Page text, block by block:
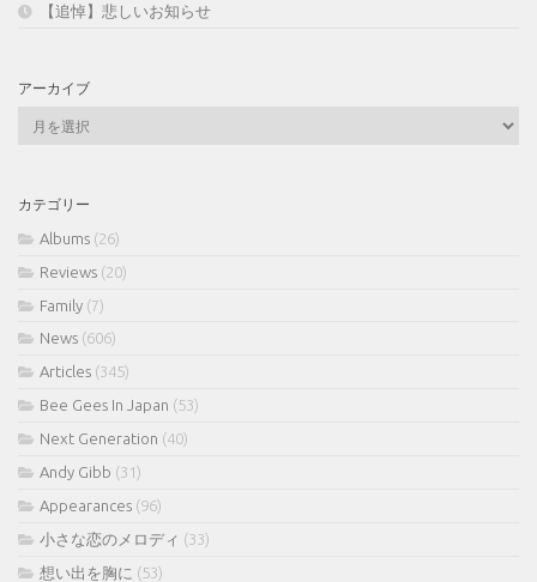
【追悼】悲しいお知らせ
アーカイブ
ブ
カテゴリー
Albums (26)
Reviews (20)
Family (7)
News (606)
Articles (345)
Bee Gees In Japan (53)
Next Generation (40)
Andy Gibb (31)
Appearances (96)
小さな恋のメロディ (33)
想い出を胸に (53)